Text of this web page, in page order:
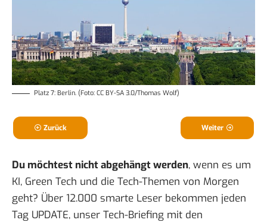
Platz 7: Berlin. (Foto: CC BY-SA 3.0/Thomas Wolf)
Zurück Weiter
Du möchtest nicht abgehängt werden, wenn es um
KI, Green Tech und die Tech-Themen von Morgen
geht? Über 12.000 smarte Leser bekommen jeden
Tag UPDATE, unser Tech-Briefing mit den